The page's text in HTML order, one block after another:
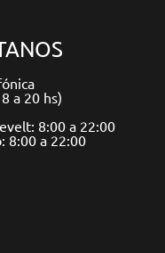
a 20 hs)
8:00 a 22:00
8:00 a 22:00